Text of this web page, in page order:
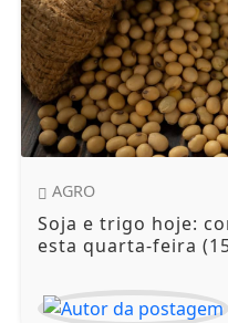
AGRO
Soja e trigo hoje:
esta quarta-feira